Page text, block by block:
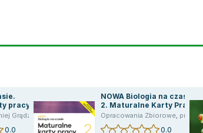
Tyc,Jolanta Pawłowska
pracy.
i
Grądzki,Dawid Kaczmarek
0.0
NOWA Biologia na czasie
2. Maturalne Karty Pracy.
Liceum i technikum.
Zakres rozszerzony
Opracowania Zbiorowe, praca zbiorowa
0.0